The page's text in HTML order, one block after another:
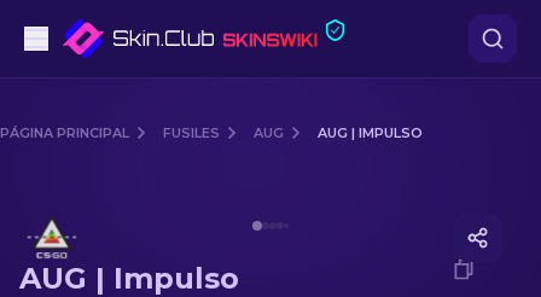
Fusiles de Francotirador
PÁGINA PRINCIPAL FUSILES AUG AUG | IMPULSO
AUG | Impulso